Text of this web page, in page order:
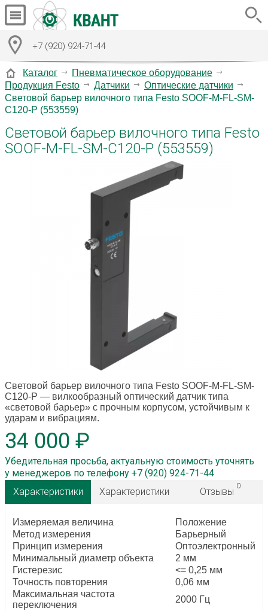
+7 (920) 924-71-44
Каталог
Пневматическое оборудование
Продукция Festo
Датчики
Оптические датчики
Световой барьер вилочного типа Festo SOOF-M-FL-SM-
C120-P (553559)
Световой барьер вилочного типа Festo
SOOF-M-FL-SM-C120-P (553559)
Световой барьер вилочного типа Festo SOOF-M-FL-SM-
C120-P — вилкообразный оптический датчик типа
«световой барьер» с прочным корпусом, устойчивым к
ударам и вибрациям.
34 000 ₽
Убедительная просьба, актуальную стоимость уточнять
у менеджеров по телефону +7 (920) 924-71-44
Характеристики
Характеристики Отзывы
0
Измеряемая величина
Положение
Метод измерения
Барьерный
Принцип измерения
Оптоэлектронный
Минимальный диаметр объекта
2 мм
Гистерезис
<= 0,25 мм
Точность повторения
0,06 мм
Максимальная частота
переключения
2000 Гц